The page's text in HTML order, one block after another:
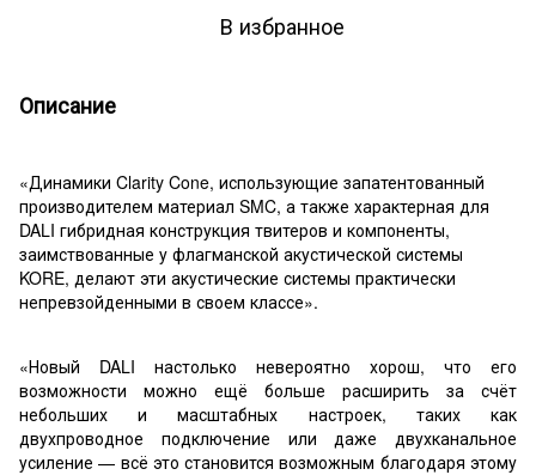
В избранное
Описание
«Динамики Clarity Cone, использующие запатентованный
производителем материал SMC, а также характерная для
DALI гибридная конструкция твитеров и компоненты,
заимствованные у флагманской акустической системы
KORE, делают эти акустические системы практически
непревзойденными в своем классе».
«Новый DALI настолько невероятно хорош, что его
возможности можно ещё больше расширить за счёт
небольших и масштабных настроек, таких как
двухпроводное подключение или даже двухканальное
усиление — всё это становится возможным благодаря этому